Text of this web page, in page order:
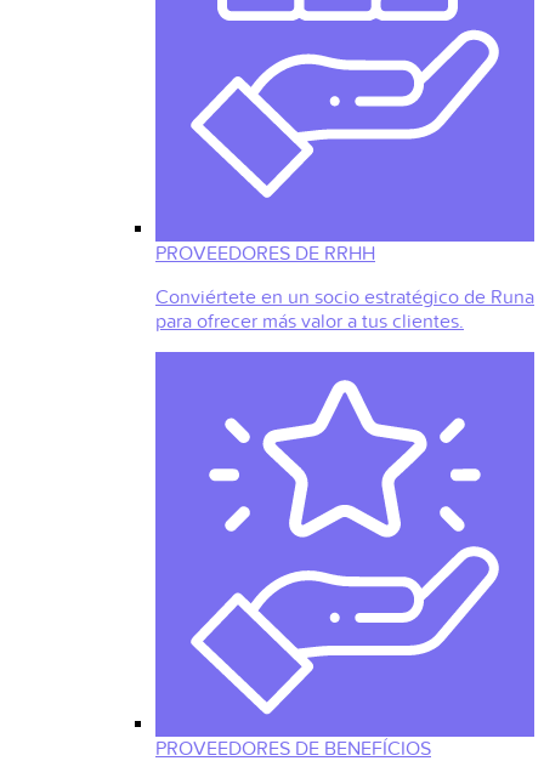
PROVEEDORES DE RRHH
Conviértete en un socio estratégico de Runa
para ofrecer más valor a tus clientes.
PROVEEDORES DE BENEFÍCIOS